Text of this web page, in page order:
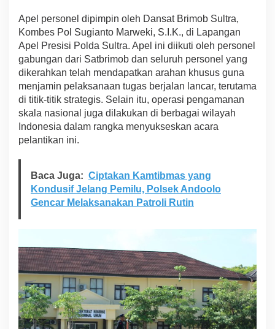
n
g
k
a
P
l
a
n
t
k
P
r
a
-
G
i
b
r
a
n
Apel personel dipimpin oleh Dansat Brimob Sultra,
Kombes Pol Sugianto Marweki, S.I.K., di Lapangan
Apel Presisi Polda Sultra. Apel ini diikuti oleh personel
gabungan dari Satbrimob dan seluruh personel yang
dikerahkan telah mendapatkan arahan khusus guna
menjamin pelaksanaan tugas berjalan lancar, terutama
di titik-titik strategis. Selain itu, operasi pengamanan
skala nasional juga dilakukan di berbagai wilayah
Indonesia dalam rangka menyukseskan acara
pelantikan ini.
Baca Juga: Ciptakan Kamtibmas yang
Kondusif Jelang Pemilu, Polsek Andoolo
Gencar Melaksanakan Patroli Rutin